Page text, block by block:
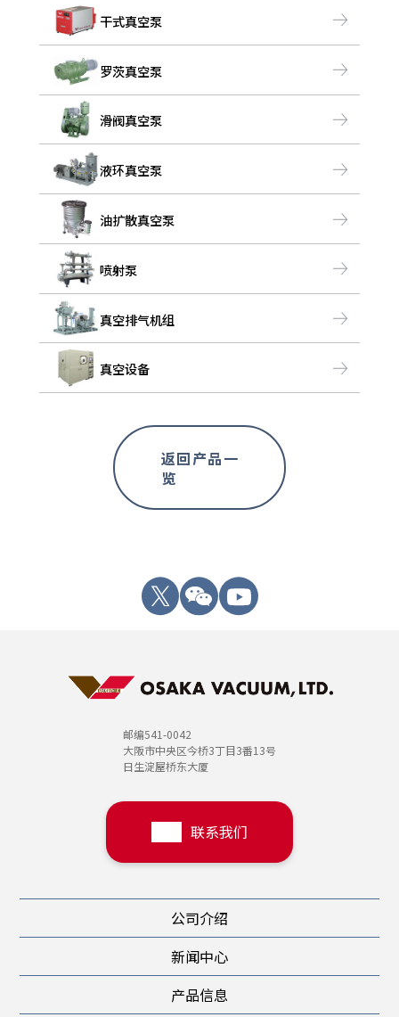
干式真空泵
罗茨真空泵
滑阀真空泵
液环真空泵
油扩散真空泵
喷射泵
真空排气机组
真空设备
返回产品一
览
邮编541-0042
大阪市中央区今桥3丁目3番13号
日生淀屋桥东大厦
联系我们
公司介绍
新闻中心
产品信息